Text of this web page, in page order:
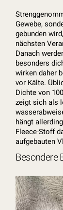
Gewebe,
gebunden
nächsten
Danach
besonders
wirken daher
vor Kälte.
Dichte von
zeigt sich als
hängt
Fleece-Stoff
aufgebauten
Besondere